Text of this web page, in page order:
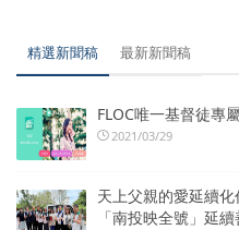
精選新聞稿 最新新聞稿
FLOC唯一基督徒專
2021/03/29
天上父親的愛延續
「南投映全號」延